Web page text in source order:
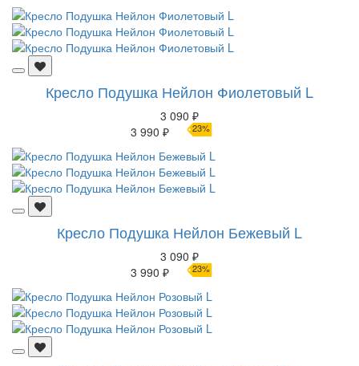
Кресло Подушка Нейлон Фиолетовый L
3 090 ₽
3 990 ₽
23%
Кресло Подушка Нейлон Бежевый L
3 090 ₽
3 990 ₽
23%